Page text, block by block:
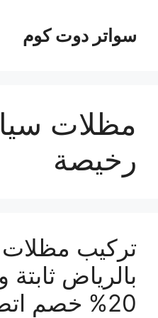
المحتوىسواتر دوت كوم
مظلات
رخيصة
تركيب
بالرياض
20% خصم اتصل الآن